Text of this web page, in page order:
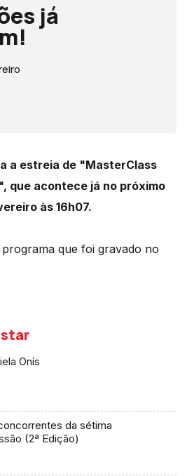
já
a estreia de "MasterClass
que acontece já no próximo
às 16h07.
que foi gravado no
Onís
da sétima
(2ª Edição)